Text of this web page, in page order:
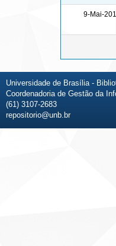
9-Mai-
Universidade de Brasília -
Coordenadoria de Gestão da
(61) 3107-2683
repositorio@unb.br